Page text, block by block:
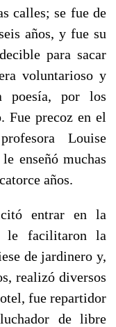
calles; se fue de
años, y fue su
para sacar
voluntarioso y
poesía, por los
Fue precoz en el
Louise
enseñó muchas
años.
entrar en la
le facilitaron la
de jardinero y,
realizó diversos
fue repartidor
de libre